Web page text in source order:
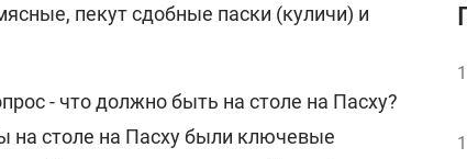
пекут сдобные паски (куличи) и
- что должно быть на столе на Пасху?
на столе на Пасху были ключевые